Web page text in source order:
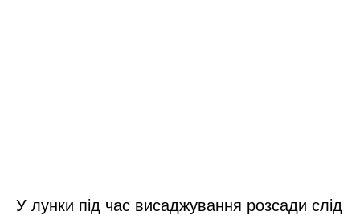
У лунки під час висаджування розсади слід